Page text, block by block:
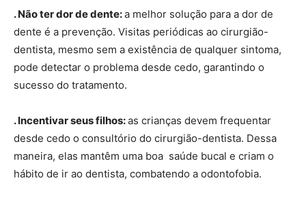
. Não ter dor de dente:a melhor solução para a dor de
dente é a prevenção. Visitas periódicas ao cirurgião-
dentista, mesmo sem a existência de qualquer sintoma,
pode detectar o problema desde cedo, garantindo o
sucesso do tratamento.
. Incentivar seus filhos:as crianças devem frequentar
desde cedo o consultório do cirurgião-dentista. Dessa
maneira, elas mantêm uma boa saúde bucal e criam o
hábito de ir ao dentista, combatendo a odontofobia.